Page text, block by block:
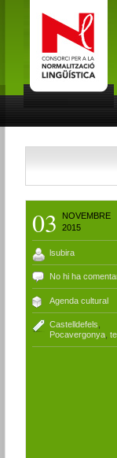
03
NOVEMBRE
2015
lsubira
No hi ha
Agenda cultural
Castelldefels
Pocavergonya,